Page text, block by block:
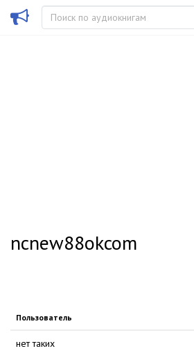
ncnew88okcom
Пользователь
нет таких